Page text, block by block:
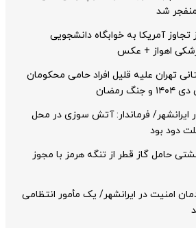
آمریکا به خوابگاه دانشجویی
اهواز + عکس
تهران علیه قلیل افراد حامی محکومان
رمضان
ایرانشهر/ فرماندار: آتش سوزی در محل
دود بود
حامل گاز قطر از تنگه هرمز با مجوز
امنیت در ایرانشهر/ یک مأمور انتظامی